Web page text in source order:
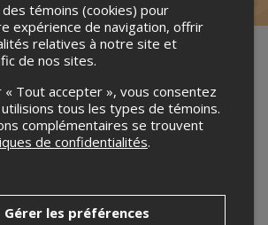
au Biodôme - mai
n'a retourné aucun
témoins (cookies) pour
expérience de navigation, offrir
relatives à notre site et
de nos sites.
« Tout accepter », vous consentez
tous les types de témoins.
complémentaires se trouvent
de confidentialités.
Gérer les préférences